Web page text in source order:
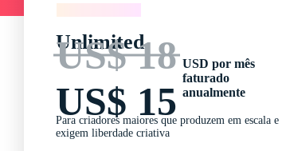
Unlimited
US$ 18
US$ 15
USD por mês
faturado
anualmente
Para criadores maiores que produzem em escala e
exigem liberdade criativa